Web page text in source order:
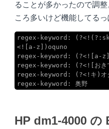
ることが多かったので調
ころ多いけど機能してるっ
regex-keyword:
<![a-z])oquno
regex-keyword:
regex-keyword: (?<![おき
regex-keyword: (?<!キ)オ
regex-keyword: 奥野
HP dm1-4000 の